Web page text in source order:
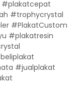
#plakatcepat
#trophycrystal
#PlakatCustom
#plakatresin
#jualplakat